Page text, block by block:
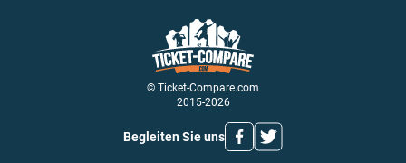
© Ticket-Compare.com
2015-2026
Begleiten Sie uns